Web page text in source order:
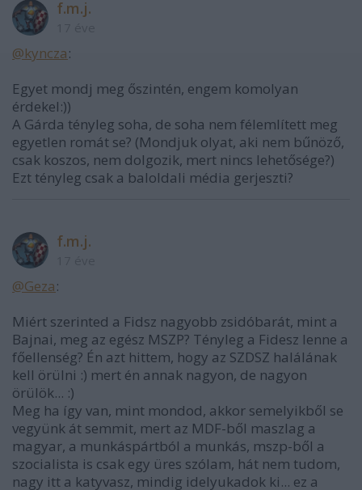
f.m.j.
@kyncza:
Egyet mondj meg őszintén, engem komolyan
érdekel:))
A Gárda tényleg soha, de soha nem félemlített meg
egyetlen romát se? (Mondjuk olyat, aki nem bűnöző,
csak koszos, nem dolgozik, mert nincs lehetősége?)
Ezt tényleg csak a baloldali média gerjeszti?
f.m.j.
@Geza:
Miért szerinted a Fidsz nagyobb zsidóbarát, mint a
Bajnai, meg az egész MSZP? Tényleg a Fidesz lenne a
főellenség? Én azt hittem, hogy az SZDSZ halálának
kell örülni :) mert én annak nagyon, de nagyon
örülök... :)
Meg ha így van, mint mondod, akkor semelyikből se
vegyünk át semmit, mert az MDF-ből maszlag a
magyar, a munkáspártból a munkás, mszp-ből a
szocialista is csak egy üres szólam, hát nem tudom,
nagy itt a katyvasz, mindig idelyukadok ki... ez a